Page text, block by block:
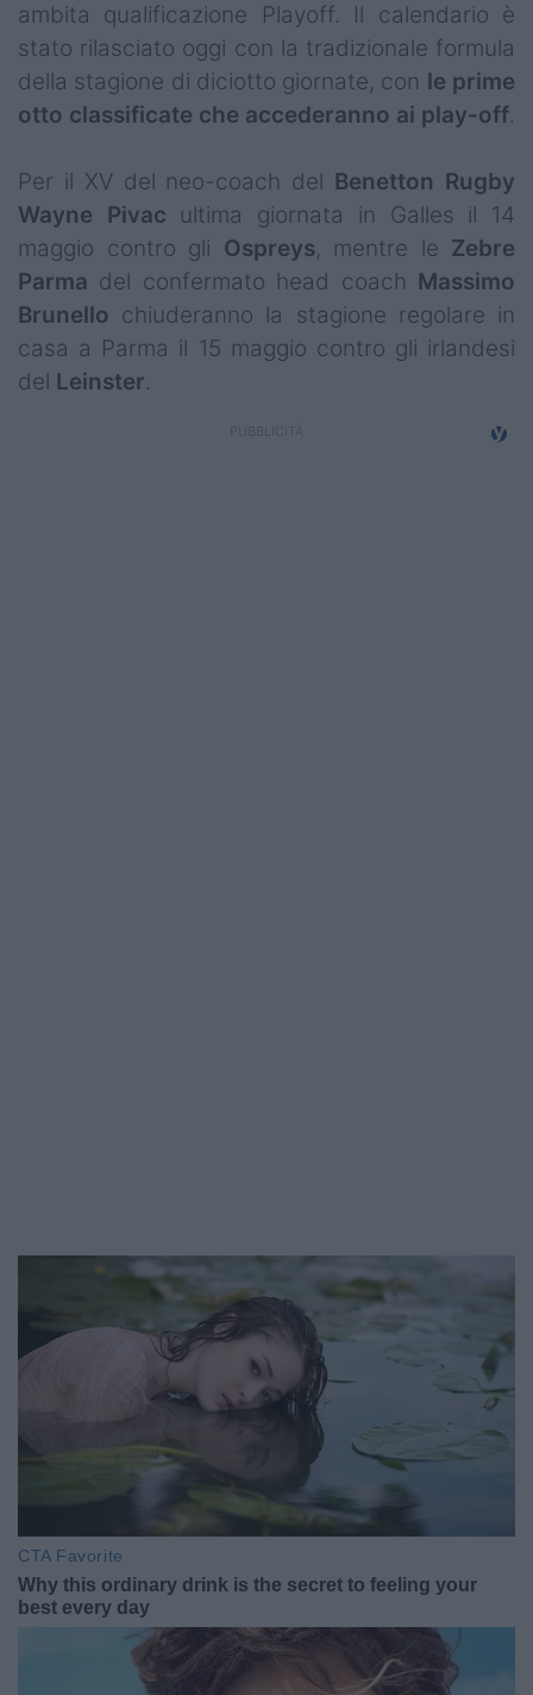
ambita qualificazione Playoff. Il calendario è
stato rilasciato oggi con la tradizionale formula
della stagione di diciotto giornate, con le prime
otto classificate che accederanno ai play-off.
Per il XV del neo-coach del Benetton Rugby
Wayne
Pivac ultima giornata in Galles il 14
maggio contro gli Ospreys, mentre le Zebre
Parma del confermato head coach Massimo
Brunello chiuderanno la stagione regolare in
casa a Parma il 15 maggio contro gli irlandesi
del Leinster.